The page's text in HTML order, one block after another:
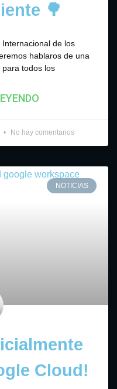
🌳
de los
hablaros de una
para todos los
No hay comentarios
NOTICIAS
Cloud!